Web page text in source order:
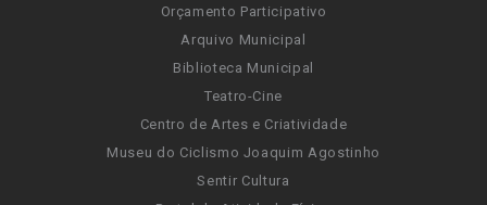
Orçamento Participativo
Arquivo Municipal
Biblioteca Municipal
Teatro-Cine
Centro de Artes e Criatividade
Museu do Ciclismo Joaquim Agostinho
Sentir Cultura